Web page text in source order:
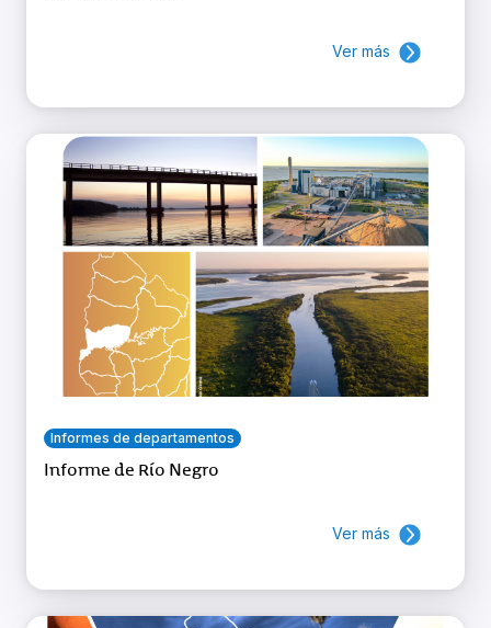
Ver más
Informes de departamentos
Informe de Río Negro
Ver más